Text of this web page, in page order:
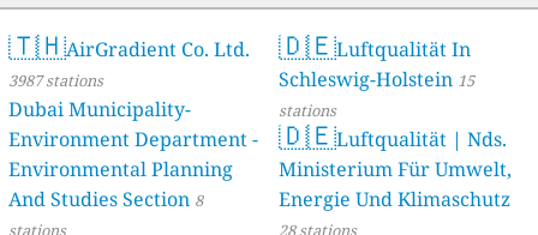
🇹🇭AirGradient Co. Ltd.
3987 stations
Dubai Municipality-
Environment Department -
Environmental Planning
And Studies Section 8
stations
🇩🇪Luftqualität In
Schleswig-Holstein 15
stations
🇩🇪Luftqualität | Nds.
Ministerium Für Umwelt,
Energie Und Klimaschutz
28 stations